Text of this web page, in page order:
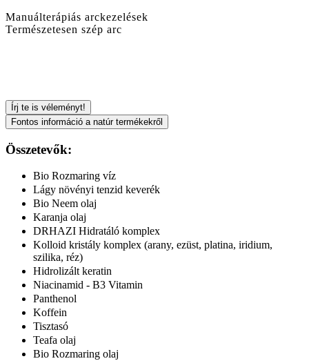
Manuálterápiás arckezelések
Természetesen szép arc
Írj te is véleményt!
Fontos információ a natúr termékekről
Összetevők:
Bio Rozmaring víz
Lágy növényi tenzid keverék
Bio Neem olaj
Karanja olaj
DRHAZI Hidratáló komplex
Kolloid kristály komplex (arany, ezüst, platina, iridium,
szilika, réz)
Hidrolizált keratin
Niacinamid - B3 Vitamin
Panthenol
Koffein
Tisztasó
Teafa olaj
Bio Rozmaring olaj